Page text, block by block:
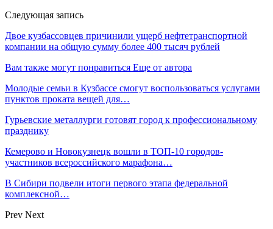
Следующая запись
Двое кузбассовцев причинили ущерб нефтетранспортной
компании на общую сумму более 400 тысяч рублей
Вам также могут понравиться Еще от автора
Молодые семьи в Кузбассе смогут воспользоваться услугами
пунктов проката вещей для…
Гурьевские металлурги готовят город к профессиональному
празднику
Кемерово и Новокузнецк вошли в ТОП-10 городов-
участников всероссийского марафона…
В Сибири подвели итоги первого этапа федеральной
комплексной…
Prev Next